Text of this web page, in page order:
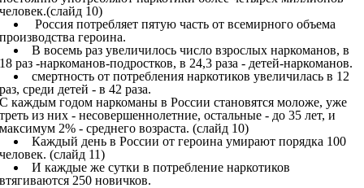
10)
Россия потребляет пятую часть от всемирного объема
героина.
В восемь раз увеличилось число взрослых наркоманов, в
раз -наркоманов-подростков, в 24,3 раза - детей-наркоманов.
смертность от потребления наркотиков увеличилась в 12
среди детей - в 42 раза.
каждым годом наркоманы в России становятся моложе, уже
из них - несовершеннолетние, остальные - до 35 лет, и
2% - среднего возраста. (слайд 10)
Каждый день в России от героина умирают порядка 100
(слайд 11)
И каждые же сутки в потребление наркотиков
250 новичков.